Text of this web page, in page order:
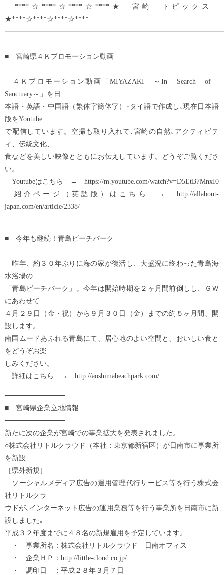
****☆****☆****☆****★ 宮崎 トピックス
★****☆****☆****☆****
─────────────────
■ 宮崎県４Ｋプロモーション動画
─────────────────
４Ｋプロモーション動画「MIYAZAKI ～In Search of
Sanctuary～」を日
本語・英語・中国語（繁体字簡体字）･タイ語で作成し､現在日本語
版をYoutube
で配信しています。空撮も取り入れて､宮崎の自然､アクティビテ
ィ、伝統文化、
食などを美しい映像とともにお伝えしています。どうぞご覧くださ
い。
Youtubeはこちら → https://m.youtube.com/watch?v=D5EtB7MnxI0
紹介ページ（英語版）はこちら → http://allabout-
japan.com/en/article/2338/
───────────────────
■ 今年も継続！青島ビーチパーク
───────────────────
昨年、約３０年ぶりに海の家が復活し、大盛況に終わった青島海
水浴場の
「青島ビーチパーク」。今年は開始時期を２ヶ月間前倒しし、ＧＷ
にあわせて
４月２９日（金・祝）から９月３０日（金）までの約５ヶ月間、開
設します。
南国ムードあふれる青島にて、居心地のよい空間と、おいしい食と
をどうぞお楽
しみください。
詳細はこちら → http://aoshimabeachpark.com/
────────────
■ 宮崎県企業立地情報
────────────
新たに次の企業が宮崎での事業拡大を発表されました。
○株式会社リトルクラウド（本社：東京都新宿区）が日南市に事業所
を新設
［県外新規］
ソーシャルメディア広告の運用管理代行サービス等を行う株式会
社リトルクラ
ウドが､インターネット広告の運用業務等を行う事業所を日南市に新
設しました｡
平成３２年度までに４８名の新規雇用を予定しています。
・ 事業所名：株式会社リトルクラウド 日南オフィス
・ 企業ＨＰ：http://little-cloud.co.jp/
・ 調印日 ：平成２８年３月７日